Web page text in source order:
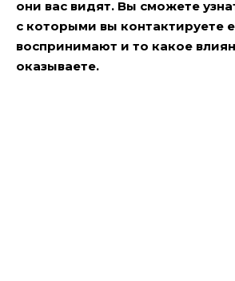
они вас видят. Вы сможете
с которыми вы контактируете
воспринимают и то какое
оказываете.